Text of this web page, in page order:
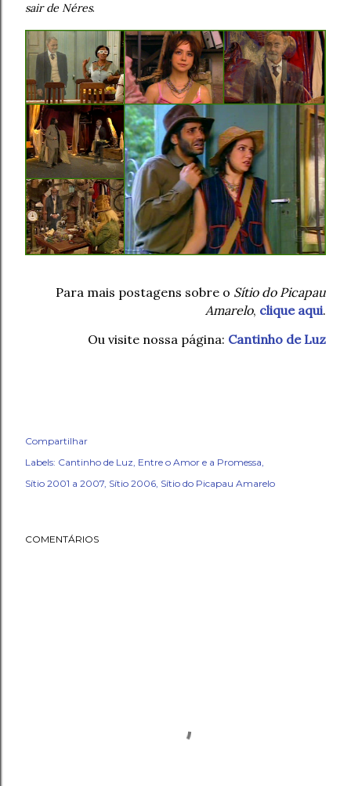
sair de Néres.
Para mais postagens sobre o Sítio do Picapau
Amarelo, clique aqui.
Ou visite nossa página: Cantinho de Luz
Compartilhar
Labels: Cantinho de Luz Entre o Amor e a Promessa
Sítio 2001 a 2007 Sítio 2006 Sítio do Picapau Amarelo
COMENTÁRIOS